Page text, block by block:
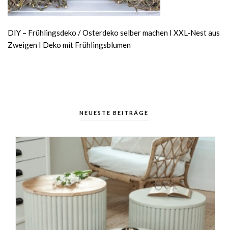
DIY – Frühlingsdeko / Osterdeko selber machen I XXL-Nest aus
Zweigen I Deko mit Frühlingsblumen
NEUESTE BEITRÄGE